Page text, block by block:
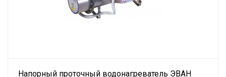
Напорный проточный водонагреватель ЭВАН